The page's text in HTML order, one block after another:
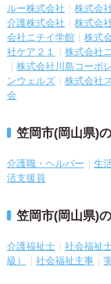
ルー株式会社
株式会
介護株式会社
株式会
会社ニチイ学館
株式
社ケア２１
株式会社
株式会社川島コーポ
ンウェルズ
株式会社
会
笠岡市(岡山県)
介護職・ヘルパー 生
活支援員
笠岡市(岡山県)
介護福祉士 社会福祉
級）
社会福祉主事